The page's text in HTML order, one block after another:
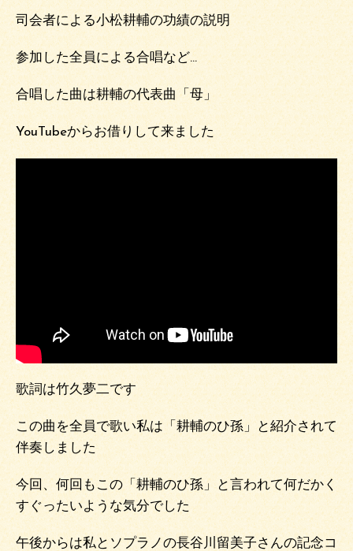
司会者による小松耕輔の功績の説明
参加した全員による合唱など…
合唱した曲は耕輔の代表曲「母」
YouTubeからお借りして来ました
歌詞は竹久夢二です
この曲を全員で歌い私は「耕輔のひ孫」と紹介されて
伴奏しました
今回、何回もこの「耕輔のひ孫」と言われて何だかく
すぐったいような気分でした
午後からは私とソプラノの長谷川留美子さんの記念コ